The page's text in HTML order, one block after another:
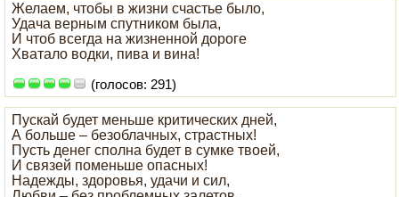
Желаем, чтобы в жизни счастье было,
Удача верным спутником была,
И чтоб всегда на жизненной дороге
Хватало водки, пива и вина!
(голосов: 291)
Пускай будет меньше критических дней,
А больше – безоблачных, страстных!
Пусть денег сполна будет в сумке твоей,
И связей поменьше опасных!
Надежды, здоровья, удачи и сил,